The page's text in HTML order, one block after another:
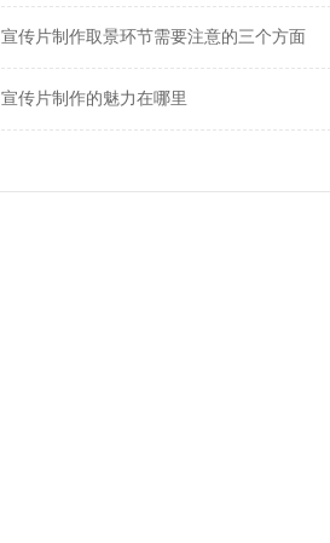
9929
企业宣传片—
宣传片制作取景环节需要注意的三个方面
宣传片制作的魅力在哪里